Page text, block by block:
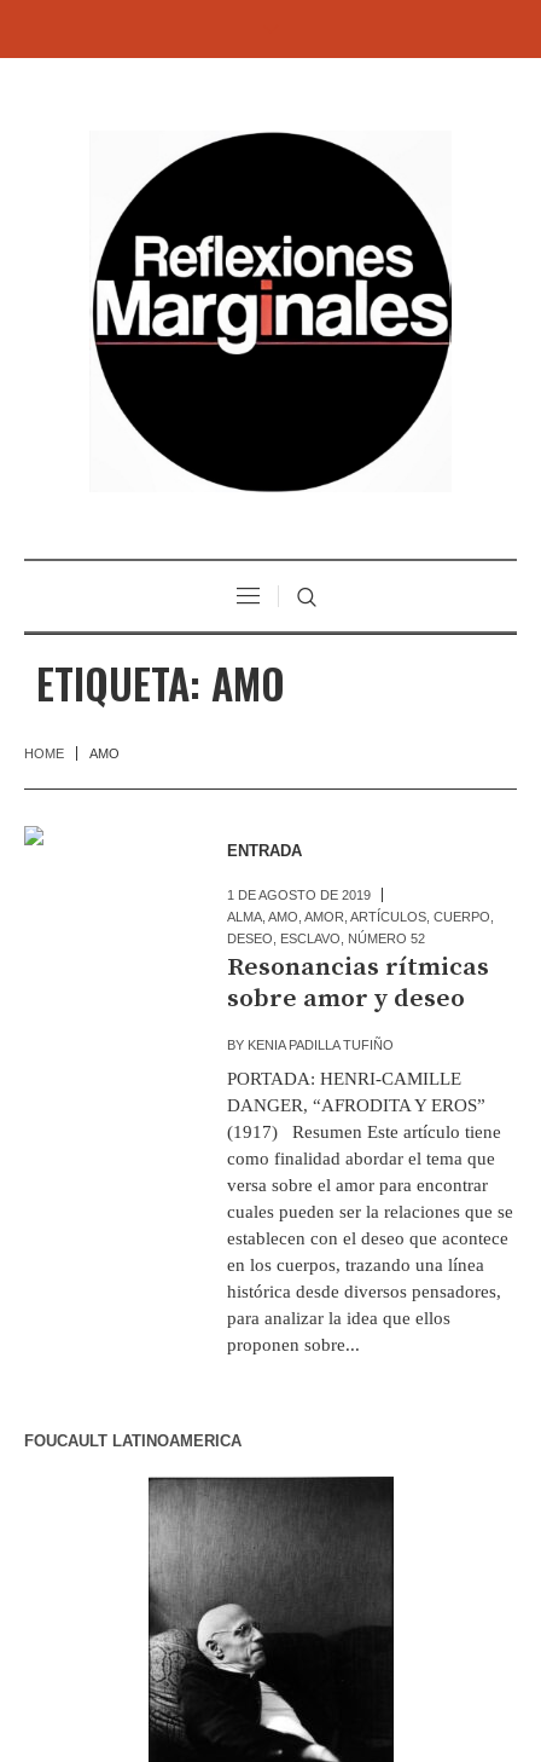
ETIQUETA: AMO
HOME AMO
ENTRADA
1 DE AGOSTO DE 2019
ALMA ,AMO ,AMOR ,ARTÍCULOS ,CUERPO
DESEO
ESCLAVO NÚMERO 52
Resonancias rítmicas
sobre amor y deseo
BY KENIA PADILLA TUFIÑO
PORTADA: HENRI-CAMILLE
DANGER, “AFRODITA Y EROS”
(1917) Resumen Este artículo tiene
como finalidad abordar el tema que
versa sobre el amor para encontrar
cuales pueden ser la relaciones que se
establecen con el deseo que acontece
en los cuerpos, trazando una línea
histórica desde diversos pensadores,
para analizar la idea que ellos
proponen sobre...
FOUCAULT LATINOAMERICA